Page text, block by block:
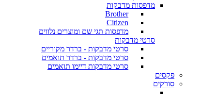
מדפסות מדבקות
Brother
Citizen
מדפסות תגי שם ומוצרים נלווים
סרטי מדבקות
סרטי מדבקות - ברדר מקוריים
סרטי מדבקות - ברדר תואמים
סרטי מדבקות דיימו תואמים
פקסים
סורקים